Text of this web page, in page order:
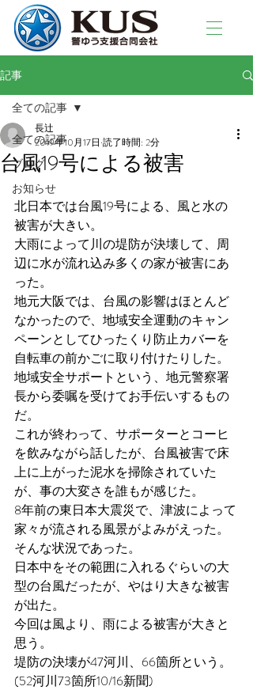
記事
全ての記事
ブログ
お知らせ
全ての記事
台風19号による被害
長辻󠄀
2019年10月17日 読了時間: 2分
北日本では台風19号による、風と水の
被害が大きい。
大雨によって川の堤防が決壊して、周
辺に水が流れ込み多くの家が被害にあ
った。
地元大阪では、台風の影響はほとんど
なかったので、地域安全運動のキャン
ペーンとしてひったくり防止カバーを
自転車の前かごに取り付けたりした。
地域安全サポートという、地元警察署
長から委嘱を受けてお手伝いするもの
だ。
これが終わって、サポーターとコーヒ
を飲みながら話したが、台風被害で床
上に上がった泥水を掃除されていた
が、事の大変さを誰もが感じた。
8年前の東日本大震災で、津波によって
家々が流される風景がよみがえった。
そんな状況であった。
日本中をその範囲に入れるぐらいの大
型の台風だったが、やはり大きな被害
が出た。
今回は風より、雨による被害が大きと
思う。
堤防の決壊が47河川、66箇所という。
(52河川73箇所10/16新聞)